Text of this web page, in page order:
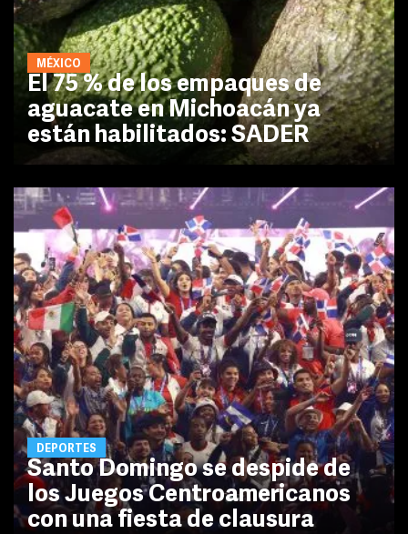
MÉXICO
El 75 % de los empaques de
aguacate en Michoacán ya
están habilitados: SADER
DEPORTES
Santo Domingo se despide de
los Juegos Centroamericanos
con una fiesta de clausura